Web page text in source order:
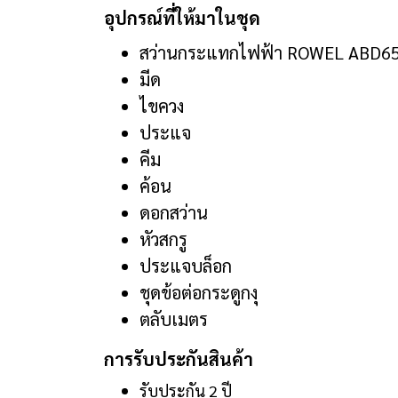
อุปกรณ์ที่ให้มาในชุด
สว่านกระแทกไฟฟ้า ROWEL
มีด
ไขควง
ประแจ
คีม
ค้อน
ดอกสว่าน
หัวสกรู
ประแจบล็อก
ชุดข้อต่อกระดูกงุ
ตลับเมตร
การรับประกันสินค้า
รับประกัน 2 ปี